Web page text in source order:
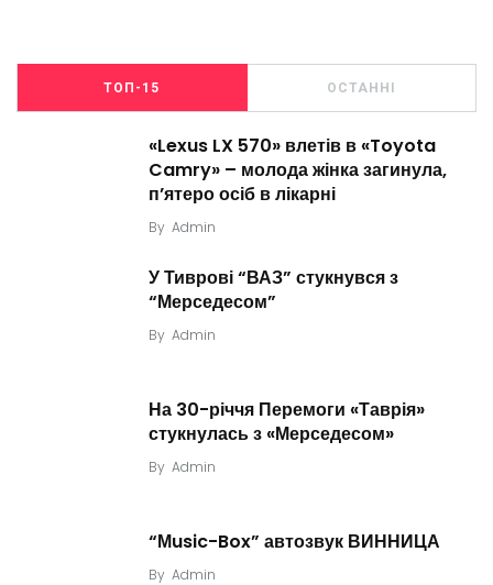
ТОП-15 ОСТАННІ
«Lexus LX 570» влетів в «Toyota
Camry» – молода жінка загинула,
п’ятеро осіб в лікарні
By Admin
У Тиврові “ВАЗ” стукнувся з
“Мерседесом”
By Admin
На 30-річчя Перемоги «Таврія»
стукнулась з «Мерседесом»
By Admin
“Мusic-Box” автозвук ВИННИЦА
By Admin